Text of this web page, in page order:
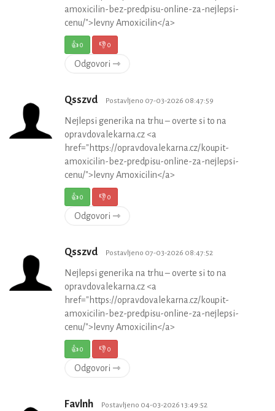
amoxicilin-bez-predpisu-online-za-nejlepsi-
cenu/">levny Amoxicilin</a>
👍0 👎0
Odgovori ⇾
Qsszvd Postavljeno 07-03-2026 08:47:59
Nejlepsi generika na trhu – overte si to na
opravdovalekarna.cz <a
href="https://opravdovalekarna.cz/koupit-
amoxicilin-bez-predpisu-online-za-nejlepsi-
cenu/">levny Amoxicilin</a>
👍0 👎0
Odgovori ⇾
Qsszvd Postavljeno 07-03-2026 08:47:52
Nejlepsi generika na trhu – overte si to na
opravdovalekarna.cz <a
href="https://opravdovalekarna.cz/koupit-
amoxicilin-bez-predpisu-online-za-nejlepsi-
cenu/">levny Amoxicilin</a>
👍0 👎0
Odgovori ⇾
Favlnh Postavljeno 04-03-2026 13:49:52